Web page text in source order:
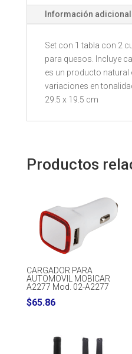
Información adicional
Set con 1 tabla con 2
para quesos. Incluye
es un producto natural
variaciones en
29.5 x 19.5 cm
Productos
CARGADOR PARA
AUTOMOVIL MOBICAR
A2277 Mod. 02-A2277
$65.86